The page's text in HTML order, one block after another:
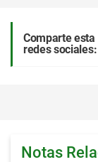
Comparte esta
redes sociales:
Notas